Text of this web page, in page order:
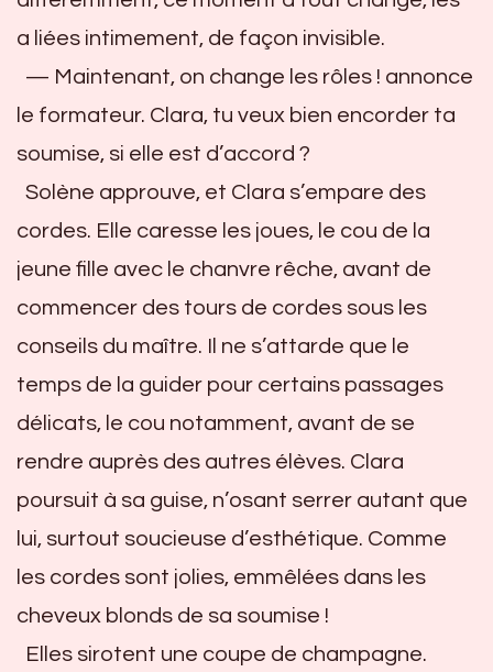
a liées intimement, de façon invisible.
— Maintenant, on change les rôles ! annonce
le formateur. Clara, tu veux bien encorder ta
soumise, si elle est d’accord ?
Solène approuve, et Clara s’empare des
cordes. Elle caresse les joues, le cou de la
jeune fille avec le chanvre rêche, avant de
commencer des tours de cordes sous les
conseils du maître. Il ne s’attarde que le
temps de la guider pour certains passages
délicats, le cou notamment, avant de se
rendre auprès des autres élèves. Clara
poursuit à sa guise, n’osant serrer autant que
lui, surtout soucieuse d’esthétique. Comme
les cordes sont jolies, emmêlées dans les
cheveux blonds de sa soumise !
Elles sirotent une coupe de champagne.